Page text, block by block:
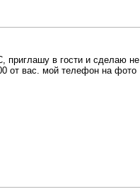
в гости и сделаю не
от вас. мой телефон на фото